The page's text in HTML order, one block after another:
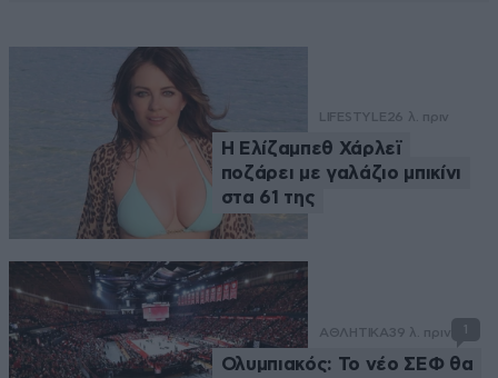
LIFESTYLE 26 λ. πριν
Η Ελίζαμπεθ Χάρλεϊ
ποζάρει με γαλάζιο μπικίνι
στα 61 της
ΑΘΛΗΤΙΚΑ39 λ. πριν
Ολυμπιακός: Το νέο ΣΕΦ θα